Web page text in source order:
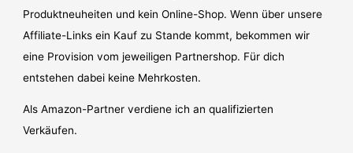
Produktneuheiten und kein Online-Shop. Wenn über unsere
Affiliate-Links ein Kauf zu Stande kommt, bekommen wir
eine Provision vom jeweiligen Partnershop. Für dich
entstehen dabei keine Mehrkosten.
Als Amazon-Partner verdiene ich an qualifizierten
Verkäufen.